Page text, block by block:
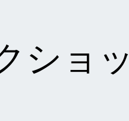
ショッ